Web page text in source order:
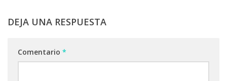
DEJA UNA RESPUESTA
Comentario *